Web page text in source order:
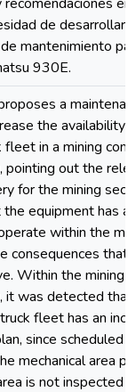
de desarrollar
mantenimiento
930E.
a
the availability
in a mining
pointing out the
for the mining
equipment has a
within the
consequences that
Within the mining
it was detected
fleet has an
since scheduled
mechanical area
is not inspected